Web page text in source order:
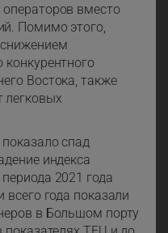
вместо
Помимо этого,
конкурентного
Востока, также
легковых
спад
индекса
2021 года
всего года показали
в Большом порту